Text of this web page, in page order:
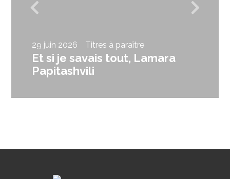
29 juin 2026 Titres à paraître
Et si je savais tout, Lamara
Papitashvili